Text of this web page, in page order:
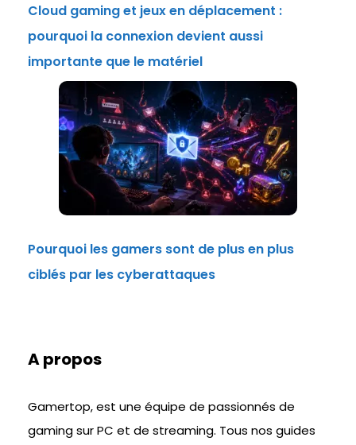
Cloud gaming et jeux en déplacement :
pourquoi la connexion devient aussi
importante que le matériel
Pourquoi les gamers sont de plus en plus
ciblés par les cyberattaques
A propos
Gamertop, est une équipe de passionnés de
gaming sur PC et de streaming. Tous nos guides